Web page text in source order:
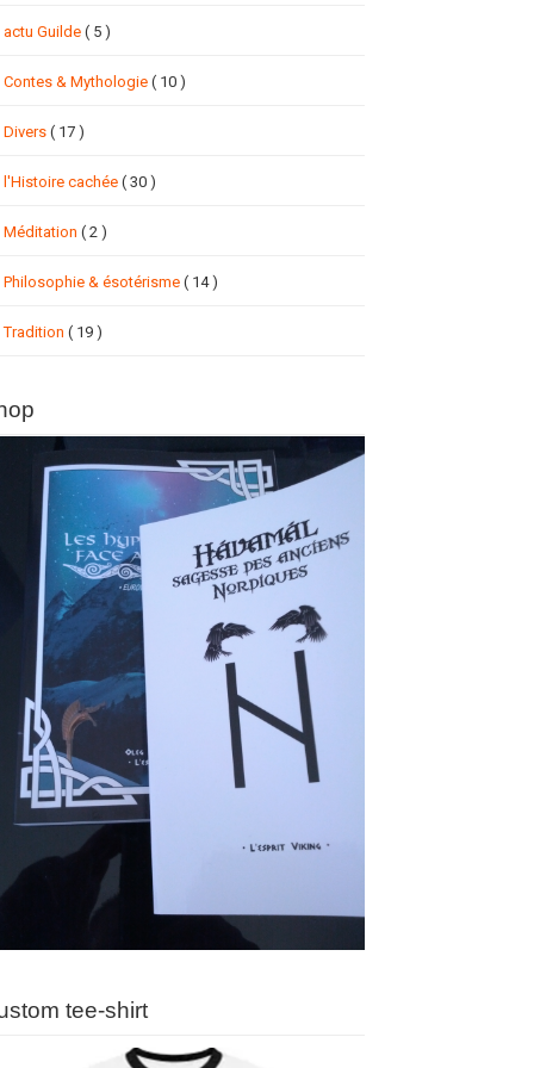
actu Guilde ( 5 )
Contes & Mythologie ( 10 )
Divers ( 17 )
l'Histoire cachée ( 30 )
Méditation ( 2 )
Philosophie & ésotérisme ( 14 )
Tradition ( 19 )
tee-shirt